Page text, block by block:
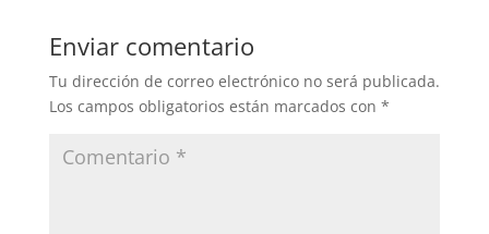
Enviar comentario
Tu dirección de correo electrónico no será publicada.
Los campos obligatorios están marcados con *